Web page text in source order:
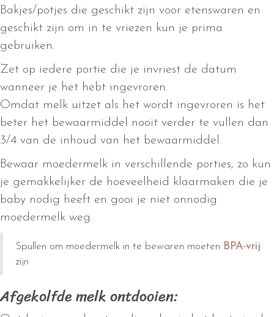
Bakjes/potjes die geschikt zijn voor etenswaren en
geschikt zijn om in te vriezen kun je prima
gebruiken.
Zet op iedere portie die je invriest de datum
wanneer je het hebt ingevroren.
Omdat melk uitzet als het wordt ingevroren is het
beter het bewaarmiddel nooit verder te vullen dan
3/4 van de inhoud van het bewaarmiddel.
Bewaar moedermelk in verschillende porties, zo kun
je gemakkelijker de hoeveelheid klaarmaken die je
baby nodig heeft en gooi je niet onnodig
moedermelk weg.
Spullen om moedermelk in te bewaren moeten BPA-vrij
zijn
Afgekolfde melk ontdooien: